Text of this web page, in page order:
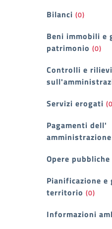
Bilanci (0)
Beni immobili e
patrimonio (0)
Controlli e rilievi
Servizi erogati
Pagamenti dell'
amministrazione
Opere pubbliche
Pianificazione e
territorio (0)
Informazioni